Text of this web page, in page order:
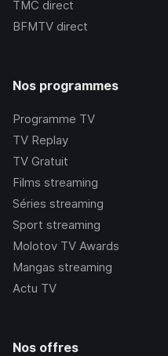
TMC direct
BFMTV direct
Nos programmes
Programme TV
TV Replay
TV Gratuit
Films streaming
Séries streaming
Sport streaming
Molotov TV Awards
Mangas streaming
Actu TV
Nos offres